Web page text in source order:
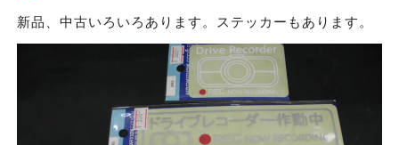
新品、中古いろいろあります。ステッカーもあります。